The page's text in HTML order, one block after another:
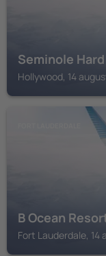
Seminole
Hollywood, 14
B Ocean
Fort Lauderdale,